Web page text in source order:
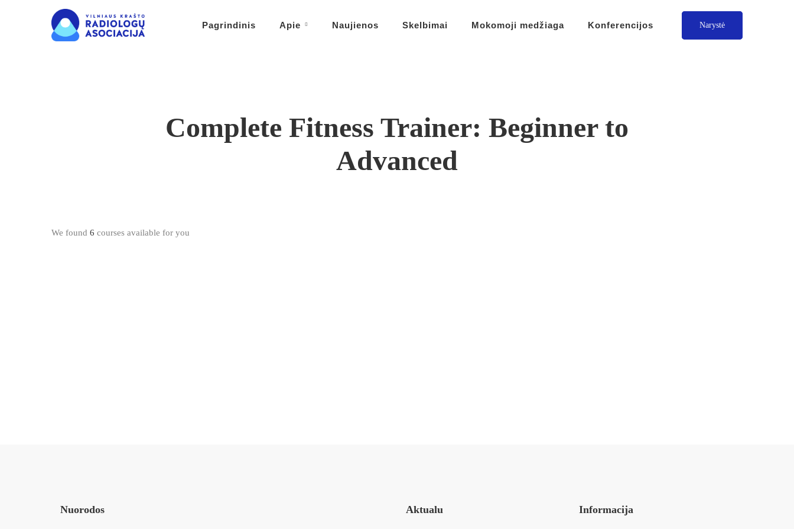
Pagrindinis Apie Naujienos Skelbimai Mokomoji medžiaga Konferencijos Narystė
Complete Fitness Trainer: Beginner to
Advanced
We found 6 courses available for you
Nuorodos Aktualu Informacija